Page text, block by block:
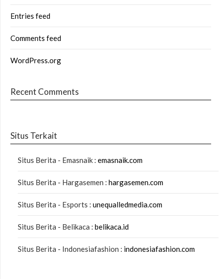
Entries feed
Comments feed
WordPress.org
Recent Comments
Situs Terkait
Situs Berita - Emasnaik : emasnaik.com
Situs Berita - Hargasemen : hargasemen.com
Situs Berita - Esports : unequalledmedia.com
Situs Berita - Belikaca : belikaca.id
Situs Berita - Indonesiafashion : indonesiafashion.com